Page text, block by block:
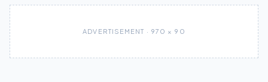
ADVERTISEMENT · 970 × 90